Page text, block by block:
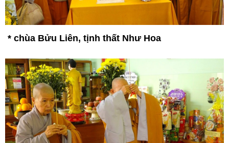
* chùa Bửu Liên, tịnh thất Như Hoa